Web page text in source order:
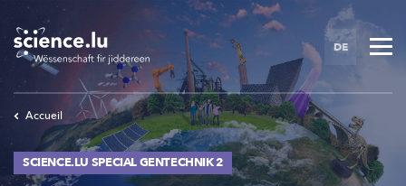
to
main
content
DE
Accueil
SCIENCE.LU SPECIAL GENTECHNIK 2